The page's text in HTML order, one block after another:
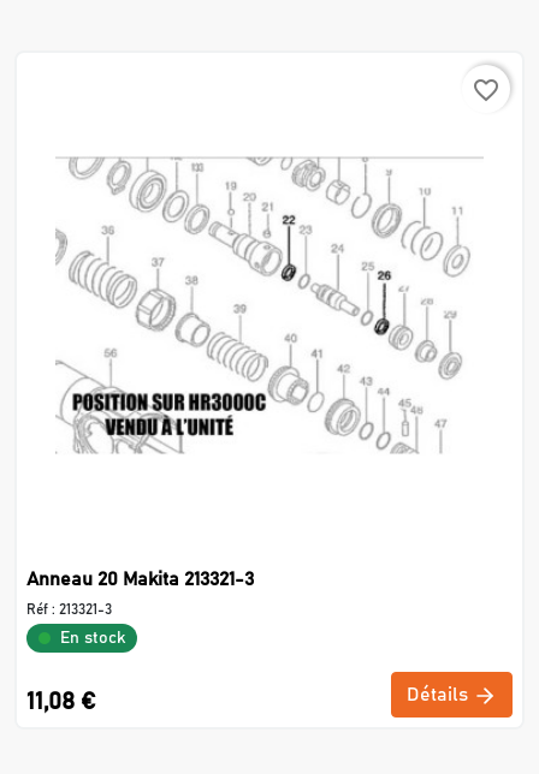
favorite_border
Anneau 20 Makita 213321-3
Réf : 213321-3
En stock
11,08 € Détails